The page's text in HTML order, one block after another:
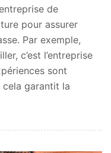
de
pour assurer
Par exemple,
c’est l’entreprise
sont
cela garantit la